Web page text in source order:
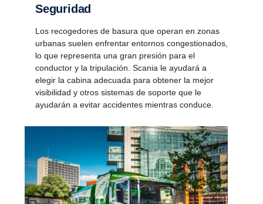
Seguridad
Los recogedores de basura que operan en zonas
urbanas suelen enfrentar entornos congestionados,
lo que representa una gran presión para el
conductor y la tripulación. Scania le ayudará a
elegir la cabina adecuada para obtener la mejor
visibilidad y otros sistemas de soporte que le
ayudarán a evitar accidentes mientras conduce.